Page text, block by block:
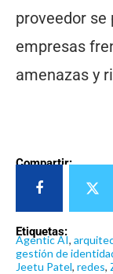
proveedor se
empresas
amenazas y
Compartir:
Etiquetas:
Agentic AI,
gestión de
Jeetu Patel, redes,